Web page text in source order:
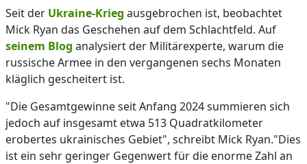
Seit der Ukraine-Krieg ausgebrochen ist, beobachtet
Mick Ryan das Geschehen auf dem Schlachtfeld. Auf
seinem Blog analysiert der Militärexperte, warum die
russische Armee in den vergangenen sechs Monaten
kläglich gescheitert ist.
"Die Gesamtgewinne seit Anfang 2024 summieren sich
jedoch auf insgesamt etwa 513 Quadratkilometer
erobertes ukrainisches Gebiet", schreibt Mick Ryan."Dies
ist ein sehr geringer Gegenwert für die enorme Zahl an